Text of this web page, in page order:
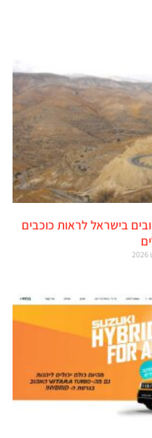
בישראל לראות כוכבים